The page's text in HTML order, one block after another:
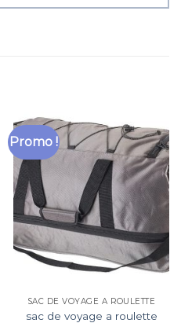
Promo !
SAC DE VOYAGE A ROULETTE
sac de voyage a roulette